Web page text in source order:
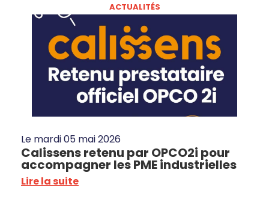
ACTUALITÉS
Le mardi 05 mai 2026
Calissens retenu par OPCO2i pour
accompagner les PME industrielles
Lire la suite